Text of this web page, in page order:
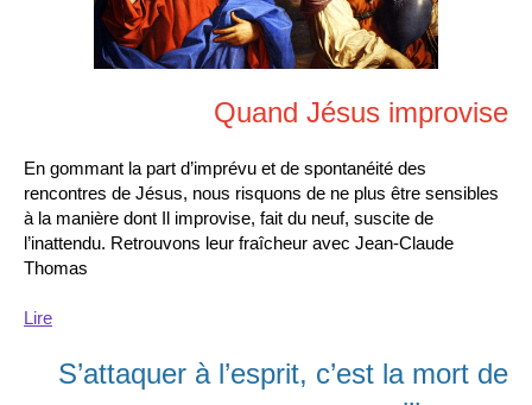
Quand Jésus improvise
En gommant la part d’imprévu et de spontanéité des
rencontres de Jésus, nous risquons de ne plus être sensibles
à la manière dont Il improvise, fait du neuf, suscite de
l’inattendu. Retrouvons leur fraîcheur avec Jean-Claude
Thomas
Lire
S’attaquer à l’esprit, c’est la mort de